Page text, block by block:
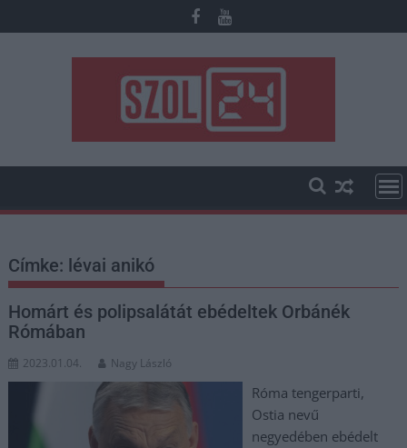
to
Címke: lévai anikó
Homárt és polipsalátát ebédeltek Orbánék
Rómában
2023.01.04. Nagy László
Róma tengerparti,
Ostia nevű
negyedében ebédelt